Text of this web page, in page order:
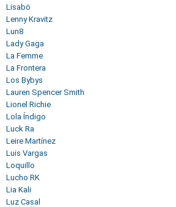
Lisabö
Lenny Kravitz
Lun8
Lady Gaga
La Femme
La Frontera
Los Bybys
Lauren Spencer Smith
Lionel Richie
Lola Índigo
Luck Ra
Leire Martínez
Luis Vargas
Loquillo
Lucho RK
Lia Kali
Luz Casal